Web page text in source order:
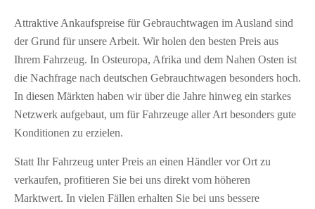
Attraktive Ankaufspreise für Gebrauchtwagen im Ausland sind
der Grund für unsere Arbeit. Wir holen den besten Preis aus
Ihrem Fahrzeug. In Osteuropa, Afrika und dem Nahen Osten ist
die Nachfrage nach deutschen Gebrauchtwagen besonders hoch.
In diesen Märkten haben wir über die Jahre hinweg ein starkes
Netzwerk aufgebaut, um für Fahrzeuge aller Art besonders gute
Konditionen zu erzielen.
Statt Ihr Fahrzeug unter Preis an einen Händler vor Ort zu
verkaufen, profitieren Sie bei uns direkt vom höheren
Marktwert. In vielen Fällen erhalten Sie bei uns bessere